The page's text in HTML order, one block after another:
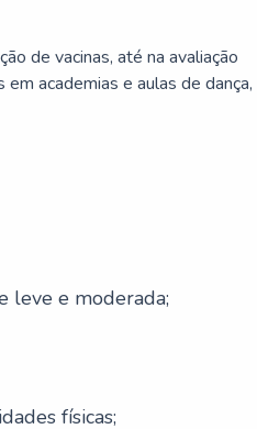
de vacinas, até na avaliação
academias e aulas de dança,
leve e moderada;
físicas;